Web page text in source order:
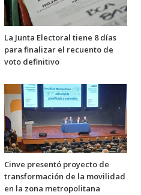
La Junta Electoral tiene 8 días
para finalizar el recuento de
voto definitivo
Cinve presentó proyecto de
transformación de la movilidad
en la zona metropolitana